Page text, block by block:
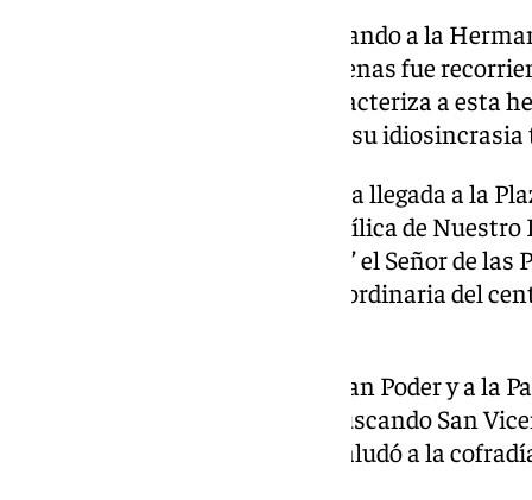
A través de la Calle Orfila, saludando a la
de San Andrés, el Señor de las Penas fue
Sevilla con la sobriedad que caracteriza a esta
salida extraordinaria, mantuvo su
El momento más esperado fue la llegada a la
cofradía hizo estación en la Basílica de Nuestro
los sones de ‘Ante el Gran Poder’ el Señor de
hace 50 años, en la salida extraordinaria del
Tras saludar a la Basílica del Gran Poder y a la
cofradía retomo su itinerario buscando San
Cristo de la Vera+Cruz, donde saludó a la